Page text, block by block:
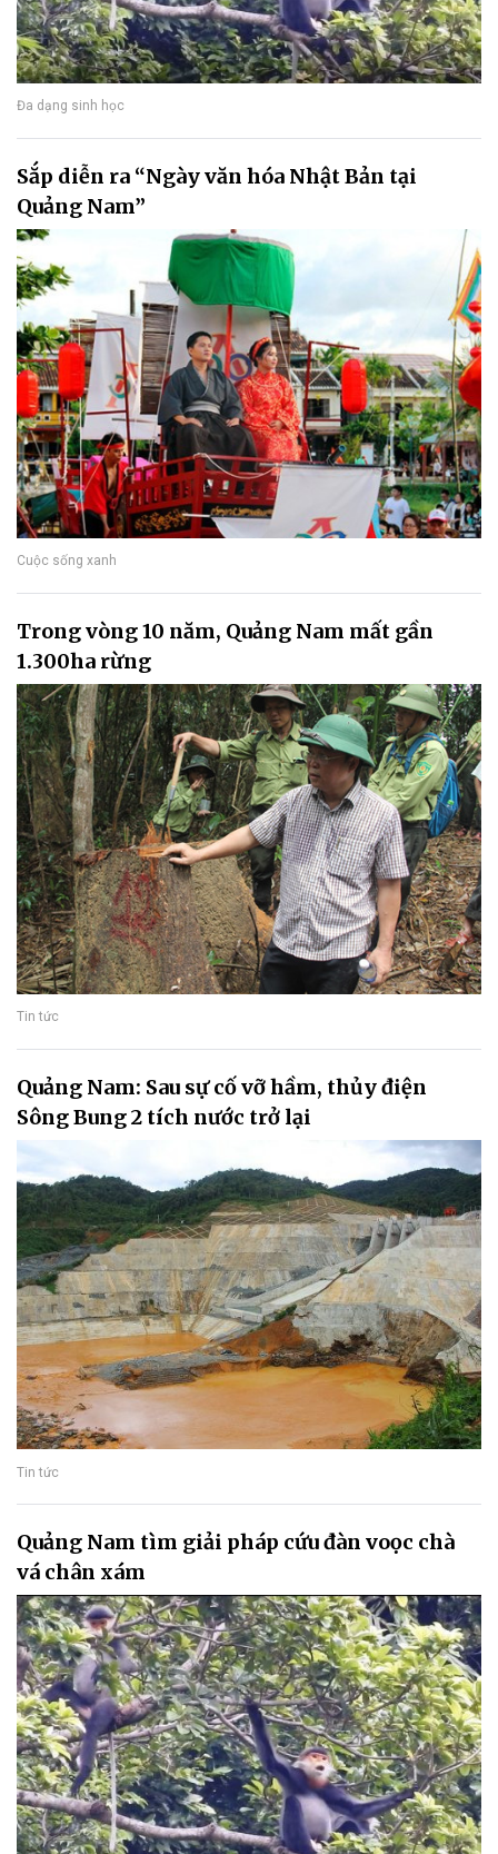
Đa dạng sinh học
Sắp diễn ra “Ngày văn hóa Nhật Bản tại
Quảng Nam”
Cuộc sống xanh
Trong vòng 10 năm, Quảng Nam mất gần
1.300ha rừng
Tin tức
Quảng Nam: Sau sự cố vỡ hầm, thủy điện
Sông Bung 2 tích nước trở lại
Tin tức
Quảng Nam tìm giải pháp cứu đàn voọc chà
vá chân xám